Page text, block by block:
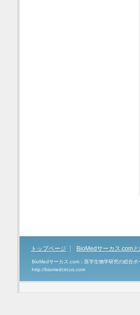
トップページ BioMedサーカス.comと
BioMedサーカス.com：医学生物学研究の総合ポ
http://biomedcircus.com